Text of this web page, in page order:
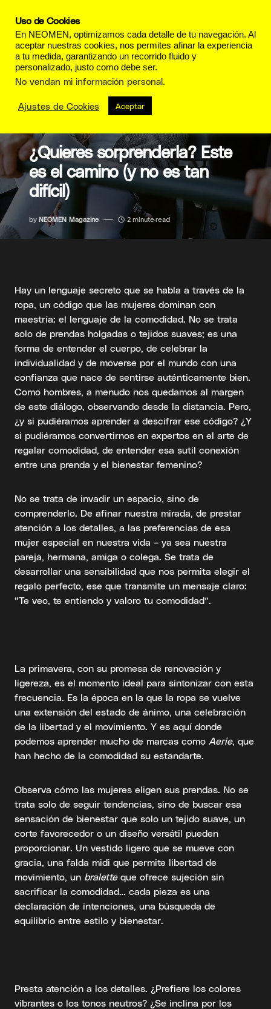
¿Quieres sorprenderla? Este
es el camino (y no es tan
difícil)
by NEOMEN Magazine 2 minute read
Hay un lenguaje secreto que se habla a través de la
ropa, un código que las mujeres dominan con
maestría: el lenguaje de la comodidad. No se trata
solo de prendas holgadas o tejidos suaves; es una
forma de entender el cuerpo, de celebrar la
individualidad y de moverse por el mundo con una
confianza que nace de sentirse auténticamente bien.
Como hombres, a menudo nos quedamos al margen
de este diálogo, observando desde la distancia. Pero,
¿y si pudiéramos aprender a descifrar ese código? ¿Y
si pudiéramos convertirnos en expertos en el arte de
regalar comodidad, de entender esa sutil conexión
entre una prenda y el bienestar femenino?
No se trata de invadir un espacio, sino de
comprenderlo. De afinar nuestra mirada, de prestar
atención a los detalles, a las preferencias de esa
mujer especial en nuestra vida – ya sea nuestra
pareja, hermana, amiga o colega. Se trata de
desarrollar una sensibilidad que nos permita elegir el
regalo perfecto, ese que transmite un mensaje claro:
“Te veo, te entiendo y valoro tu comodidad”.
La primavera, con su promesa de renovación y
ligereza, es el momento ideal para sintonizar con esta
frecuencia. Es la época en la que la ropa se vuelve
una extensión del estado de ánimo, una celebración
de la libertad y el movimiento. Y es aquí donde
podemos aprender mucho de marcas como Aerie, que
han hecho de la comodidad su estandarte.
Observa cómo las mujeres eligen sus prendas. No se
trata solo de seguir tendencias, sino de buscar esa
sensación de bienestar que solo un tejido suave, un
corte favorecedor o un diseño versátil pueden
proporcionar. Un vestido ligero que se mueve con
gracia, una falda midi que permite libertad de
movimiento, un braletteque ofrece sujeción sin
sacrificar la comodidad… cada pieza es una
declaración de intenciones, una búsqueda de
equilibrio entre estilo y bienestar.
Presta atención a los detalles. ¿Prefiere los colores
vibrantes o los tonos neutros? ¿Se inclina por los
Uso de Cookies
En NEOMEN, optimizamos cada detalle de tu navegación. Al
aceptar nuestras cookies, nos permites afinar la experiencia
a tu medida, garantizando un recorrido fluido y
personalizado, justo como debe ser.
No vendan mi información personal.
Ajustes de Cookies Aceptar